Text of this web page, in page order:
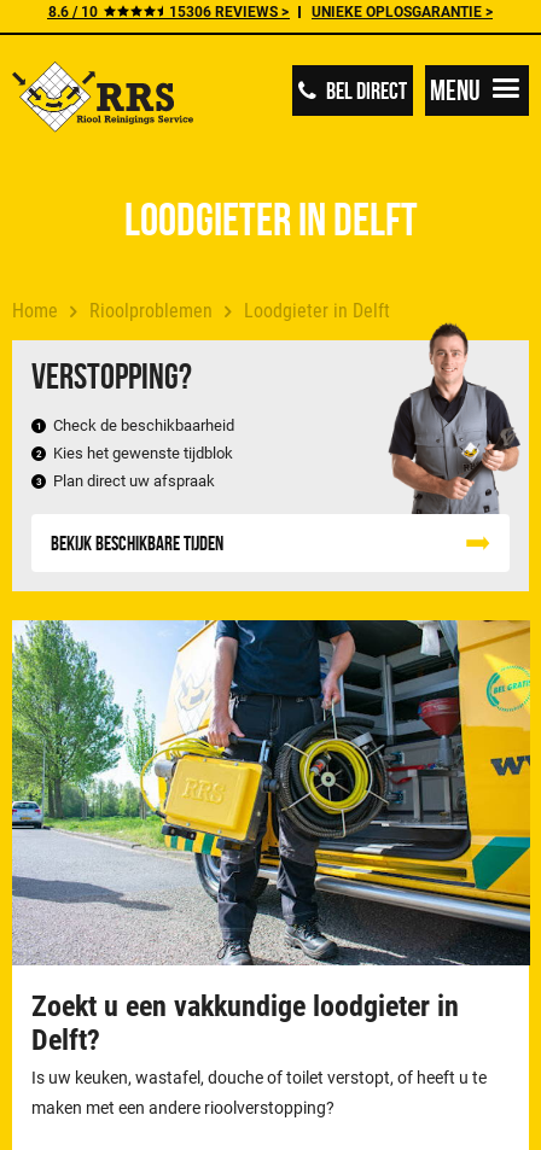
8.6 / 10 15306 REVIEWS > UNIEKE OPLOSGARANTIE >
BEL DIRECT Menu
Home Rioolproblemen Loodgieter in Delft
Verstopping?
Check de beschikbaarheid
Kies het gewenste tijdblok
Plan direct uw afspraak
Bekijk beschikbare tijden
Loodgieter in Delft
Zoekt u een vakkundige loodgieter in
Delft?
Is uw keuken, wastafel, douche of toilet verstopt, of heeft u te
maken met een andere rioolverstopping?